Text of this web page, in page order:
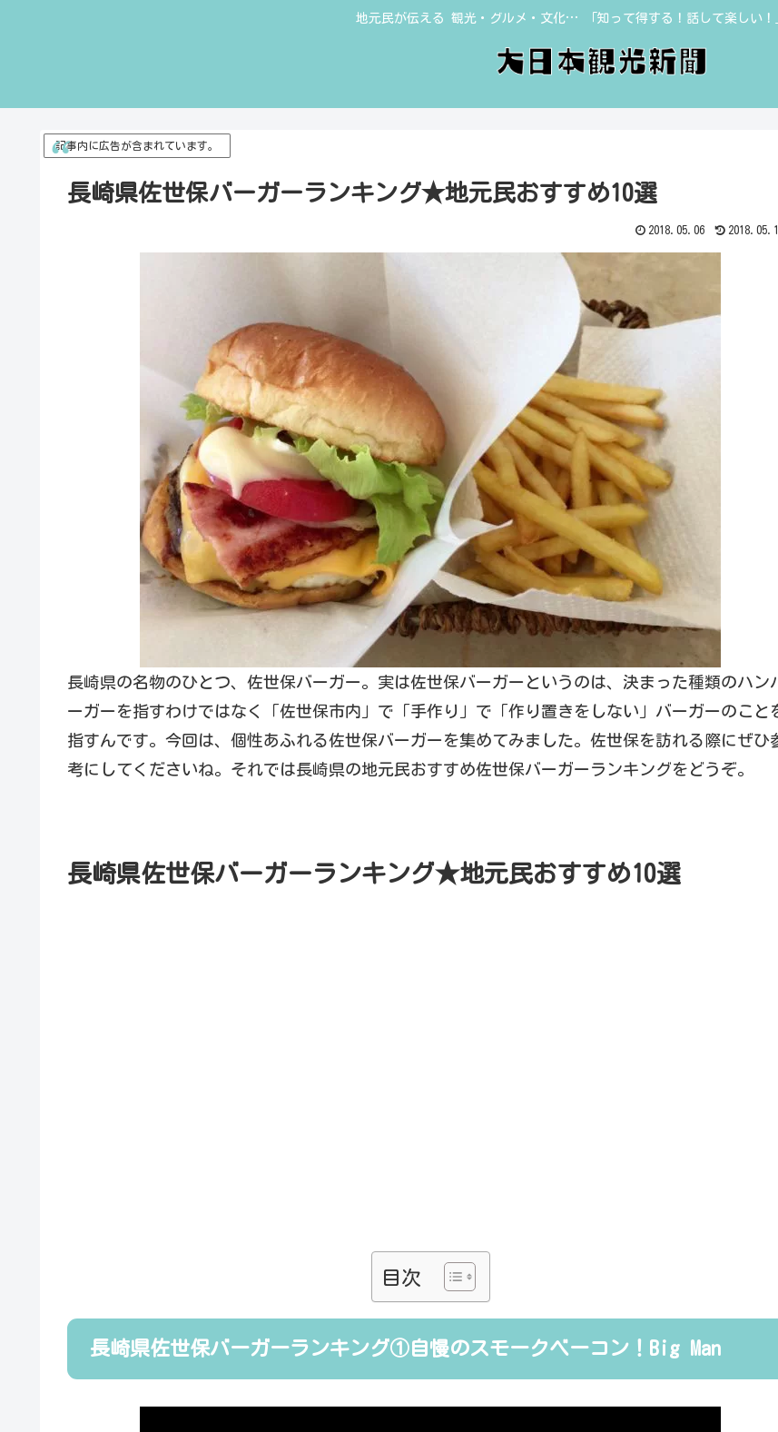
地元民が伝える 観光・グルメ・文化… 「知って得する！話して楽しい！
記事内に広告が含まれています。
長崎県佐世保バーガーランキング★地元民おすすめ10選
2018.05.06
長崎県の名物のひとつ、佐世保バーガー。実は佐世保バーガーというのは、決まった種類のハン
ーガーを指すわけではなく「佐世保市内」で「手作り」で「作り置きをしない」バーガーのこと
指すんです。今回は、個性あふれる佐世保バーガーを集めてみました。佐世保を訪れる際にぜひ
考にしてくださいね。それでは長崎県の地元民おすすめ佐世保バーガーランキングをどうぞ。
長崎県佐世保バーガーランキング★地元民おすすめ10選
目次
長崎県佐世保バーガーランキング①自慢のスモークベーコン！Big Man